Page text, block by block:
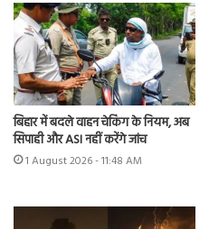
बिहार में बदले वाहन चेकिंग के नियम, अब
सिपाही और ASI नहीं करेंगे जांच
1 August 2026 - 11:48 AM